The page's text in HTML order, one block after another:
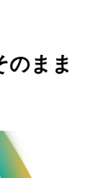
のまま